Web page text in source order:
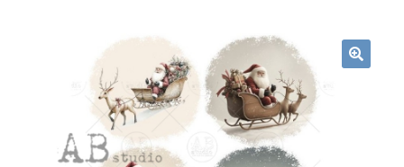
Blog / DIY / Tutorials